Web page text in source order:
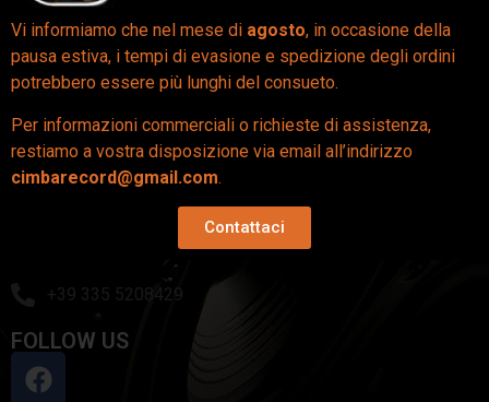
INFORMAZIONI
IL MIO ACCOUNT
cimbarecord@gmail.com
+39 335 5208429
FOLLOW US
Vi informiamo che nel mese di agosto, in occasione della
pausa estiva, i tempi di evasione e spedizione degli ordini
potrebbero essere più lunghi del consueto.
Per informazioni commerciali o richieste di assistenza,
restiamo a vostra disposizione via email all’indirizzo
cimbarecord@gmail.com.
Contattaci